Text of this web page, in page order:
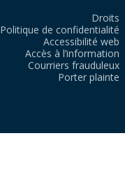
Droits
Politique de confidentialité
Accessibilité web
Accès à l’information
Courriers frauduleux
Porter plainte